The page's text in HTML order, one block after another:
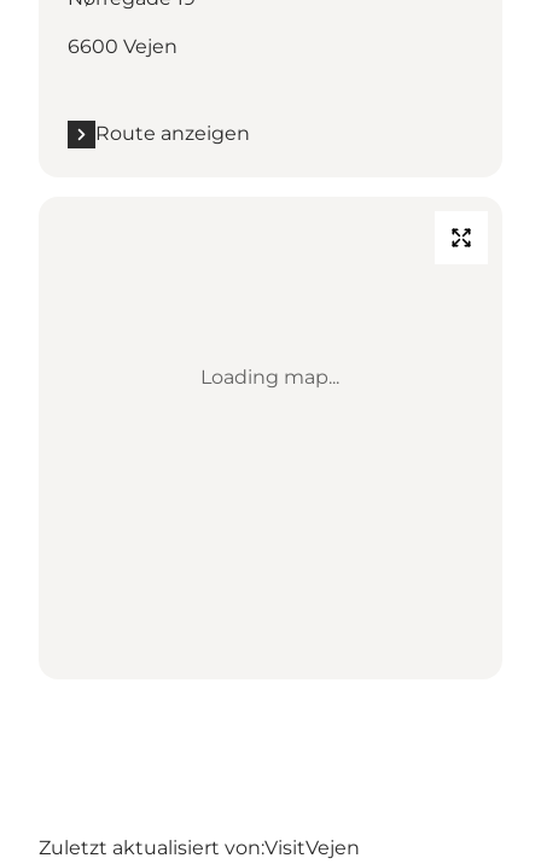
6600 Vejen
Route anzeigen
Loading map...
Zuletzt aktualisiert von:VisitVejen